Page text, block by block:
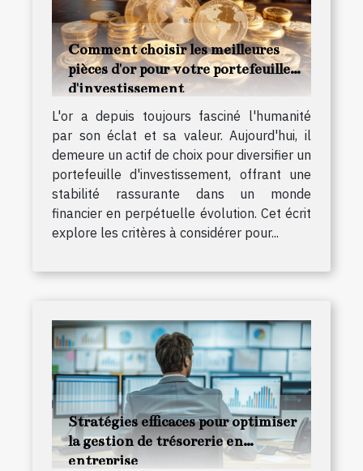
Comment choisir les meilleures
pièces d'or pour votre portefeuille
d'investissement
L'or a depuis toujours fasciné l'humanité
par son éclat et sa valeur. Aujourd'hui, il
demeure un actif de choix pour diversifier un
portefeuille d'investissement, offrant une
stabilité rassurante dans un monde
financier en perpétuelle évolution. Cet écrit
explore les critères à considérer pour...
Stratégies efficaces pour optimiser
la gestion de trésorerie en
entreprise